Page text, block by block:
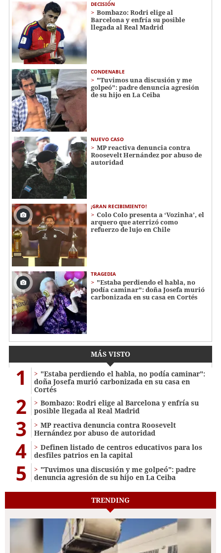
DECISIÓN
Bombazo: Rodri elige al
Barcelona y enfría su posible
llegada al Real Madrid
CONDENABLE
"Tuvimos una discusión y me
golpeó": padre denuncia agresión
de su hijo en La Ceiba
NUEVO CASO
MP reactiva denuncia contra
Roosevelt Hernández por abuso de
autoridad
¡GRAN RECIBIMIENTO!
Colo Colo presenta a ‘Vozinha’, el
arquero que aterrizó como
refuerzo de lujo en Chile
TRAGEDIA
"Estaba perdiendo el habla, no
podía caminar": doña Josefa murió
carbonizada en su casa en Cortés
MÁS VISTO
1
"Estaba perdiendo el habla, no podía caminar":
doña Josefa murió carbonizada en su casa en
Cortés
2
Bombazo: Rodri elige al Barcelona y enfría su
posible llegada al Real Madrid
3
MP reactiva denuncia contra Roosevelt
Hernández por abuso de autoridad
4
Definen listado de centros educativos para los
desfiles patrios en la capital
5
"Tuvimos una discusión y me golpeó": padre
denuncia agresión de su hijo en La Ceiba
TRENDING